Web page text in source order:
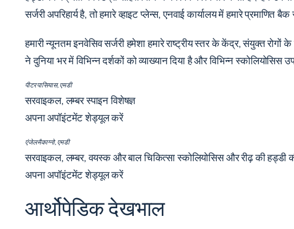
सर्जरी अपरिहार्य है, तो हमारे व्हाइट प्लेन्स, एनवाई कार्यालय में हमारे
हमारी न्यूनतम इनवेसिव सर्जरी हमेशा हमारे राष्ट्रीय स्तर के केंद्र, संयुक्त
ने दुनिया भर में विभिन्न दर्शकों को व्याख्यान दिया है और विभिन्न स्कोलियोसिस
पीटर पासियास, एमडी
सरवाइकल, लम्बर स्पाइन विशेषज्ञ
अपना अपॉइंटमेंट शेड्यूल करें
एंजेल मैकाग्नो, एमडी
सरवाइकल, लम्बर, वयस्क और बाल चिकित्सा स्कोलियोसिस और रीढ़ की हड्डी
अपना अपॉइंटमेंट शेड्यूल करें
आर्थोपेडिक देखभाल